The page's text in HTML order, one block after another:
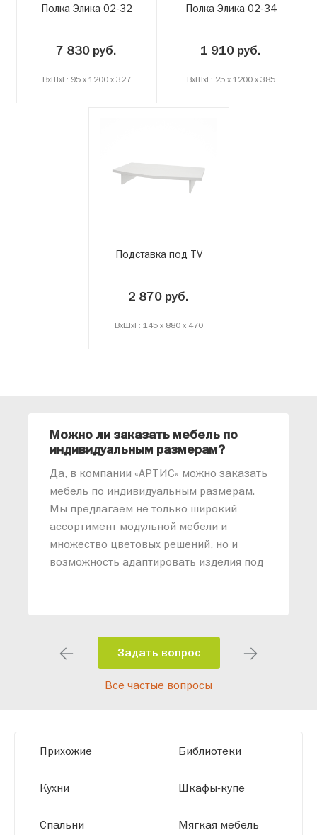
Полка Элика 02-32
7 830 руб.
ВxШxГ: 95 x 1200 x 327
Полка Элика 02-34
1 910 руб.
ВxШxГ: 25 x 1200 x 385
Подставка под TV
2 870 руб.
ВxШxГ: 145 x 880 x 470
Можно ли заказать мебель по
индивидуальным размерам?
Да, в компании «АРТИС» можно заказать
мебель по индивидуальным размерам.
Мы предлагаем не только широкий
ассортимент модульной мебели и
множество цветовых решений, но и
возможность адаптировать изделия под
помещения и личные пожелания.
Благодаря современному
высокотехнологичному оборудованию
размерам.
Задать вопрос
Все частые вопросы
Прихожие
Кухни
Спальни
Библиотеки
Шкафы-купе
Мягкая мебель